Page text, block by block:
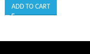
ADD TO CART